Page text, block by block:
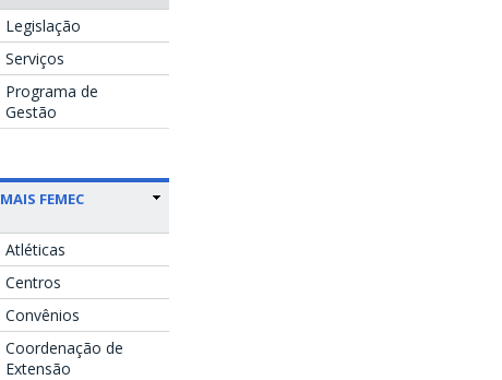
Legislação
Serviços
Programa de
Gestão
MAIS FEMEC
Atléticas
Centros
Convênios
Coordenação de
Extensão